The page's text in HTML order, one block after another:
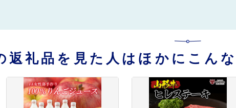
返礼品を見た人はほかにこん